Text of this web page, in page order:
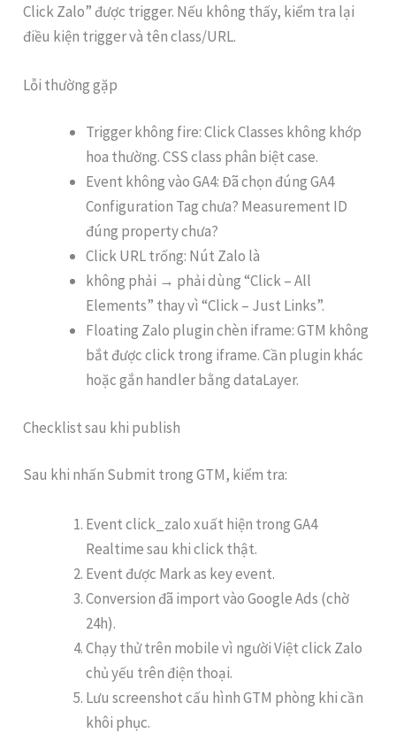
Click Zalo” được trigger. Nếu không thấy, kiểm tra lại
điều kiện trigger và tên class/URL.
Lỗi thường gặp
Trigger không fire: Click Classes không khớp
hoa thường. CSS class phân biệt case.
Event không vào GA4: Đã chọn đúng GA4
Configuration Tag chưa? Measurement ID
đúng property chưa?
Click URL trống: Nút Zalo là
không phải → phải dùng “Click – All
Elements” thay vì “Click – Just Links”.
Floating Zalo plugin chèn iframe: GTM không
bắt được click trong iframe. Cần plugin khác
hoặc gắn handler bằng dataLayer.
Checklist sau khi publish
Sau khi nhấn Submit trong GTM, kiểm tra:
Event click_zalo xuất hiện trong GA4
Realtime sau khi click thật.
Event được Mark as key event.
Conversion đã import vào Google Ads (chờ
24h).
Chạy thử trên mobile vì người Việt click Zalo
chủ yếu trên điện thoại.
Lưu screenshot cấu hình GTM phòng khi cần
khôi phục.